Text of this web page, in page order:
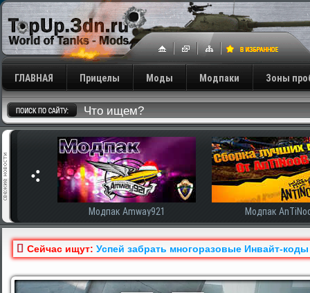
ГЛАВНАЯ Прицелы Моды Модпаки Зоны
Модпак Amway921 Модпак AnTiNooB
Сейчас ищут: Успей забрать многоразовые Инвайт-